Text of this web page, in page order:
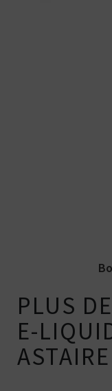
Booster
ml et 20 mg/
PLUS
E-